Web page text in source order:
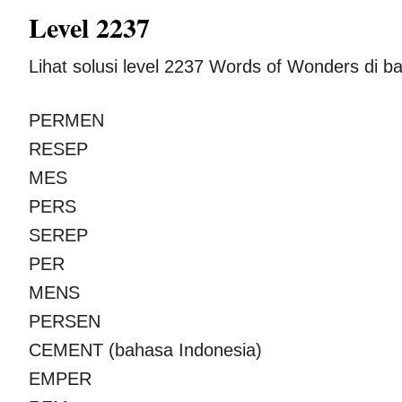
Level 2237
Lihat solusi level 2237 Words of Wonders di
PERMEN
RESEP
MES
PERS
SEREP
PER
MENS
PERSEN
CEMENT (bahasa Indonesia)
EMPER